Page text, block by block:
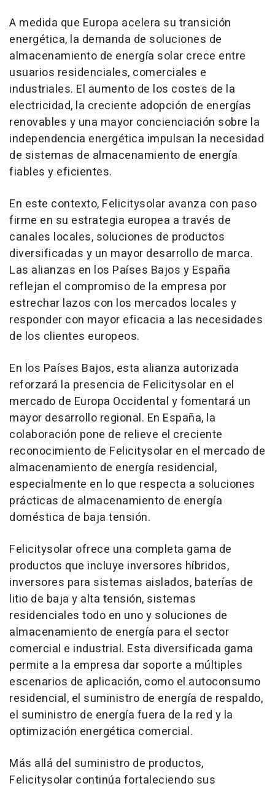
A medida que Europa acelera su transición
energética, la demanda de soluciones de
almacenamiento de energía solar crece entre
usuarios residenciales, comerciales e
industriales. El aumento de los costes de la
electricidad, la creciente adopción de energías
renovables y una mayor concienciación sobre la
independencia energética impulsan la necesidad
de sistemas de almacenamiento de energía
fiables y eficientes.
En este contexto, Felicitysolar avanza con paso
firme en su estrategia europea a través de
canales locales, soluciones de productos
diversificadas y un mayor desarrollo de marca.
Las alianzas en los Países Bajos y España
reflejan el compromiso de la empresa por
estrechar lazos con los mercados locales y
responder con mayor eficacia a las necesidades
de los clientes europeos.
En los Países Bajos, esta alianza autorizada
reforzará la presencia de Felicitysolar en el
mercado de Europa Occidental y fomentará un
mayor desarrollo regional. En España, la
colaboración pone de relieve el creciente
reconocimiento de Felicitysolar en el mercado de
almacenamiento de energía residencial,
especialmente en lo que respecta a soluciones
prácticas de almacenamiento de energía
doméstica de baja tensión.
Felicitysolar ofrece una completa gama de
productos que incluye inversores híbridos,
inversores para sistemas aislados, baterías de
litio de baja y alta tensión, sistemas
residenciales todo en uno y soluciones de
almacenamiento de energía para el sector
comercial e industrial. Esta diversificada gama
permite a la empresa dar soporte a múltiples
escenarios de aplicación, como el autoconsumo
residencial, el suministro de energía de respaldo,
el suministro de energía fuera de la red y la
optimización energética comercial.
Más allá del suministro de productos,
Felicitysolar continúa fortaleciendo sus